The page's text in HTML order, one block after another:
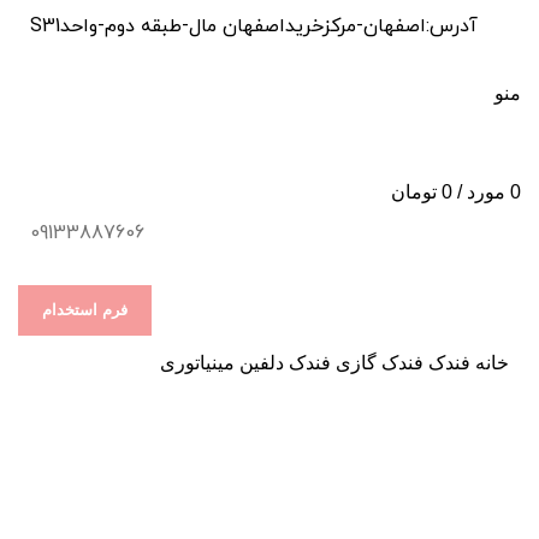
آدرس:اصفهان-مرکزخریداصفهان مال-طبقه دوم-واحدS31
منو
0 مورد /
0 تومان
09133887606
فرم استخدام
خانه فندک فندک گازی فندک دلفین مینیاتوری